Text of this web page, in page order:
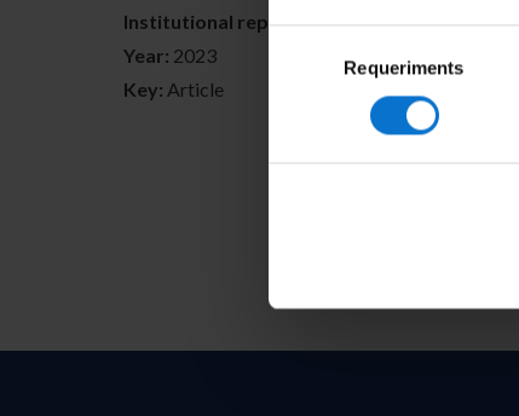
consentiment
Requeriments
Institutional repositories:
Year: 2023
Key: Article